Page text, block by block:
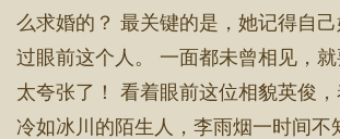
么求婚的？ 最关键的是，她记得自
过眼前这个人。 一面都未曾相见，
太夸张了！ 看着眼前这位相貌英俊
冷如冰川的陌生人，李雨烟一时间不